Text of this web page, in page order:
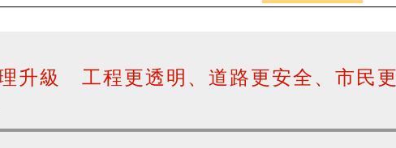
升級 工程更透明、道路更安全、市民